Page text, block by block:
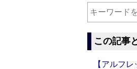
この記事
【アルフ